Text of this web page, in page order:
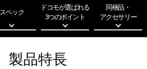
スペック
ドコモが選ばれる
3つのポイント
同梱品・
アクセサリー
製品特長